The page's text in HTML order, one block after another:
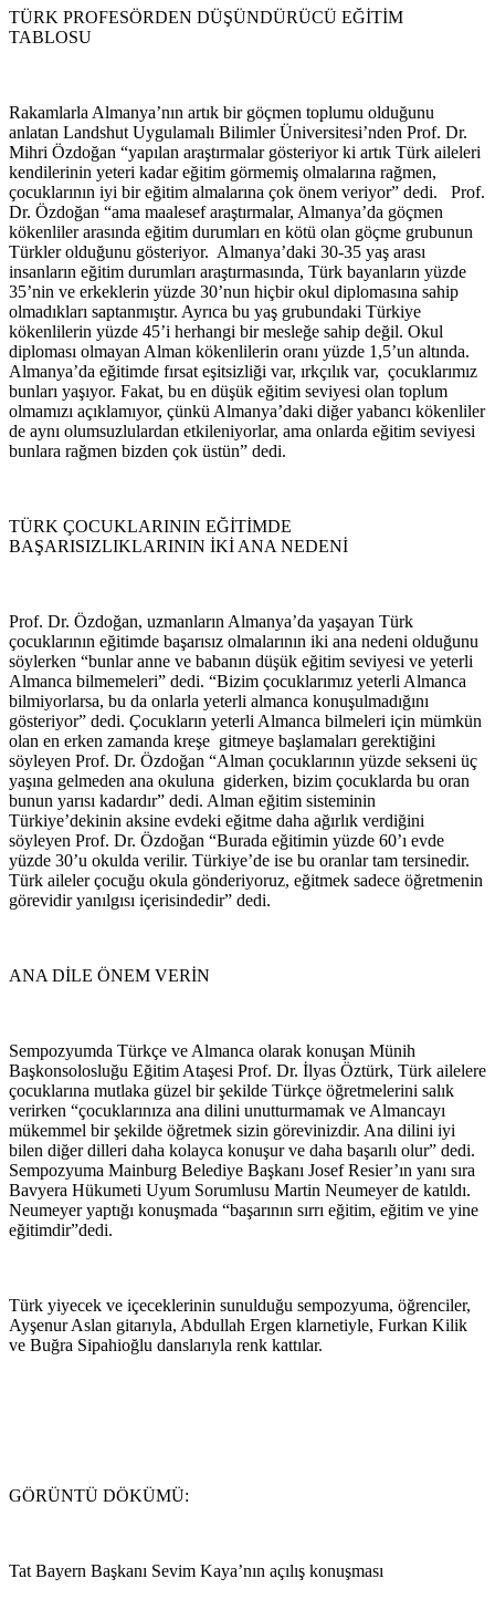
TÜRK PROFESÖRDEN DÜŞÜNDÜRÜCÜ EĞİTİM
TABLOSU
Rakamlarla Almanya’nın artık bir göçmen toplumu olduğunu
anlatan Landshut Uygulamalı Bilimler Üniversitesi’nden Prof. Dr.
Mihri Özdoğan “yapılan araştırmalar gösteriyor ki artık Türk aileleri
kendilerinin yeteri kadar eğitim görmemiş olmalarına rağmen,
çocuklarının iyi bir eğitim almalarına çok önem veriyor” dedi.
Prof.
Dr. Özdoğan “ama maalesef araştırmalar, Almanya’da göçmen
kökenliler arasında eğitim durumları en kötü olan göçme grubunun
Türkler olduğunu gösteriyor. Almanya’daki 30-35 yaş arası
insanların eğitim durumları araştırmasında, Türk bayanların yüzde
35’nin ve erkeklerin yüzde 30’nun hiçbir okul diplomasına sahip
olmadıkları saptanmıştır. Ayrıca bu yaş grubundaki Türkiye
kökenlilerin yüzde 45’i herhangi bir mesleğe sahip değil. Okul
diploması olmayan Alman kökenlilerin oranı yüzde 1,5’un altında.
Almanya’da eğitimde fırsat eşitsizliği var, ırkçılık var, çocuklarımız
bunları yaşıyor. Fakat, bu en düşük eğitim seviyesi olan toplum
olmamızı açıklamıyor, çünkü Almanya’daki diğer yabancı kökenliler
de aynı olumsuzlulardan etkileniyorlar, ama onlarda eğitim seviyesi
bunlara rağmen bizden çok üstün” dedi.
TÜRK ÇOCUKLARININ EĞİTİMDE
BAŞARISIZLIKLARININ İKİ ANA NEDENİ
Prof. Dr. Özdoğan, uzmanların Almanya’da yaşayan Türk
çocuklarının eğitimde başarısız olmalarının iki ana nedeni olduğunu
söylerken “bunlar anne ve babanın düşük eğitim seviyesi ve yeterli
Almanca bilmemeleri” dedi. “Bizim çocuklarımız yeterli Almanca
bilmiyorlarsa, bu da onlarla yeterli almanca konuşulmadığını
gösteriyor” dedi. Çocukların yeterli Almanca bilmeleri için mümkün
olan en erken zamanda kreşe gitmeye başlamaları gerektiğini
söyleyen Prof. Dr. Özdoğan “Alman çocuklarının yüzde sekseni üç
yaşına gelmeden ana okuluna giderken, bizim çocuklarda bu oran
bunun yarısı kadardır” dedi. Alman eğitim sisteminin
Türkiye’dekinin aksine evdeki eğitme daha ağırlık verdiğini
söyleyen Prof. Dr. Özdoğan “Burada eğitimin yüzde 60’ı evde
yüzde 30’u okulda verilir. Türkiye’de ise bu oranlar tam tersinedir.
Türk aileler çocuğu okula gönderiyoruz, eğitmek sadece öğretmenin
görevidir yanılgısı içerisindedir” dedi.
ANA DİLE ÖNEM VERİN
Sempozyumda Türkçe ve Almanca olarak konuşan Münih
Başkonsolosluğu Eğitim Ataşesi Prof. Dr. İlyas Öztürk, Türk ailelere
çocuklarına mutlaka güzel bir şekilde Türkçe öğretmelerini salık
verirken “çocuklarınıza ana dilini unutturmamak ve Almancayı
mükemmel bir şekilde öğretmek sizin görevinizdir. Ana dilini iyi
bilen diğer dilleri daha kolayca konuşur ve daha başarılı olur” dedi.
Sempozyuma Mainburg Belediye Başkanı Josef Resier’ın yanı sıra
Bavyera Hükumeti Uyum Sorumlusu Martin Neumeyer de katıldı.
Neumeyer yaptığı konuşmada “başarının sırrı eğitim, eğitim ve yine
eğitimdir”dedi.
Türk yiyecek ve içeceklerinin sunulduğu sempozyuma, öğrenciler,
Ayşenur Aslan gitarıyla, Abdullah Ergen klarnetiyle, Furkan Kilik
ve Buğra Sipahioğlu danslarıyla renk kattılar.
GÖRÜNTÜ DÖKÜMÜ:
Tat Bayern Başkanı Sevim Kaya’nın açılış konuşması